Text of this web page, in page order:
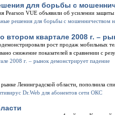
для борьбы с
Pearson VUE объявили об усилении
квартале 2008 г. –
рост продаж мобильных
снижение показателей в сравнении с
Ленинградской области, пополнила